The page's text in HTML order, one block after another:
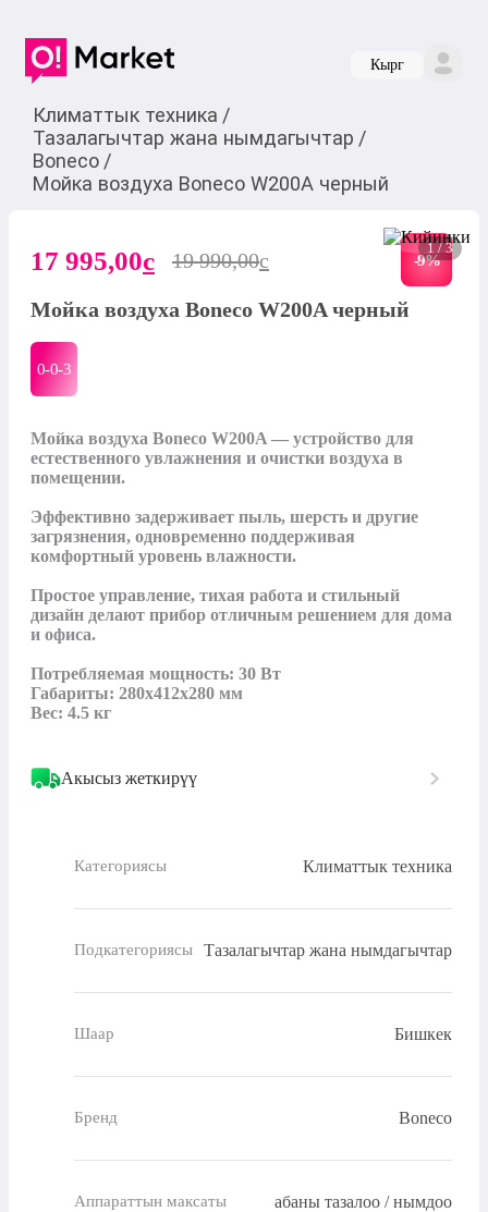
Кырг
Климаттык техника /
Тазалагычтар жана нымдагычтар /
Boneco /
Мойка воздуха Boneco W200A черный
1 / 3
17 995,00c 19 990,00c -9%
Мойка воздуха Boneco W200A черный
0-0-3
Мойка воздуха Boneco W200A — устройство для
естественного увлажнения и очистки воздуха в
помещении.
Эффективно задерживает пыль, шерсть и другие
загрязнения, одновременно поддерживая
комфортный уровень влажности.
Простое управление, тихая работа и стильный
дизайн делают прибор отличным решением для дома
и офиса.
Потребляемая мощность: 30 Вт
Габариты: 280x412x280 мм
Вес: 4.5 кг
Акысыз жеткирүү
Категориясы Климаттык техника
Подкатегориясы Тазалагычтар жана нымдагычтар
Шаар Бишкек
Бренд Boneco
Аппараттын максаты абаны тазалоо / нымдоо